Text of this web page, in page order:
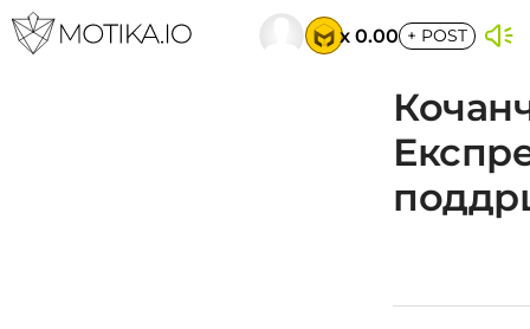
x 0.00 + POST